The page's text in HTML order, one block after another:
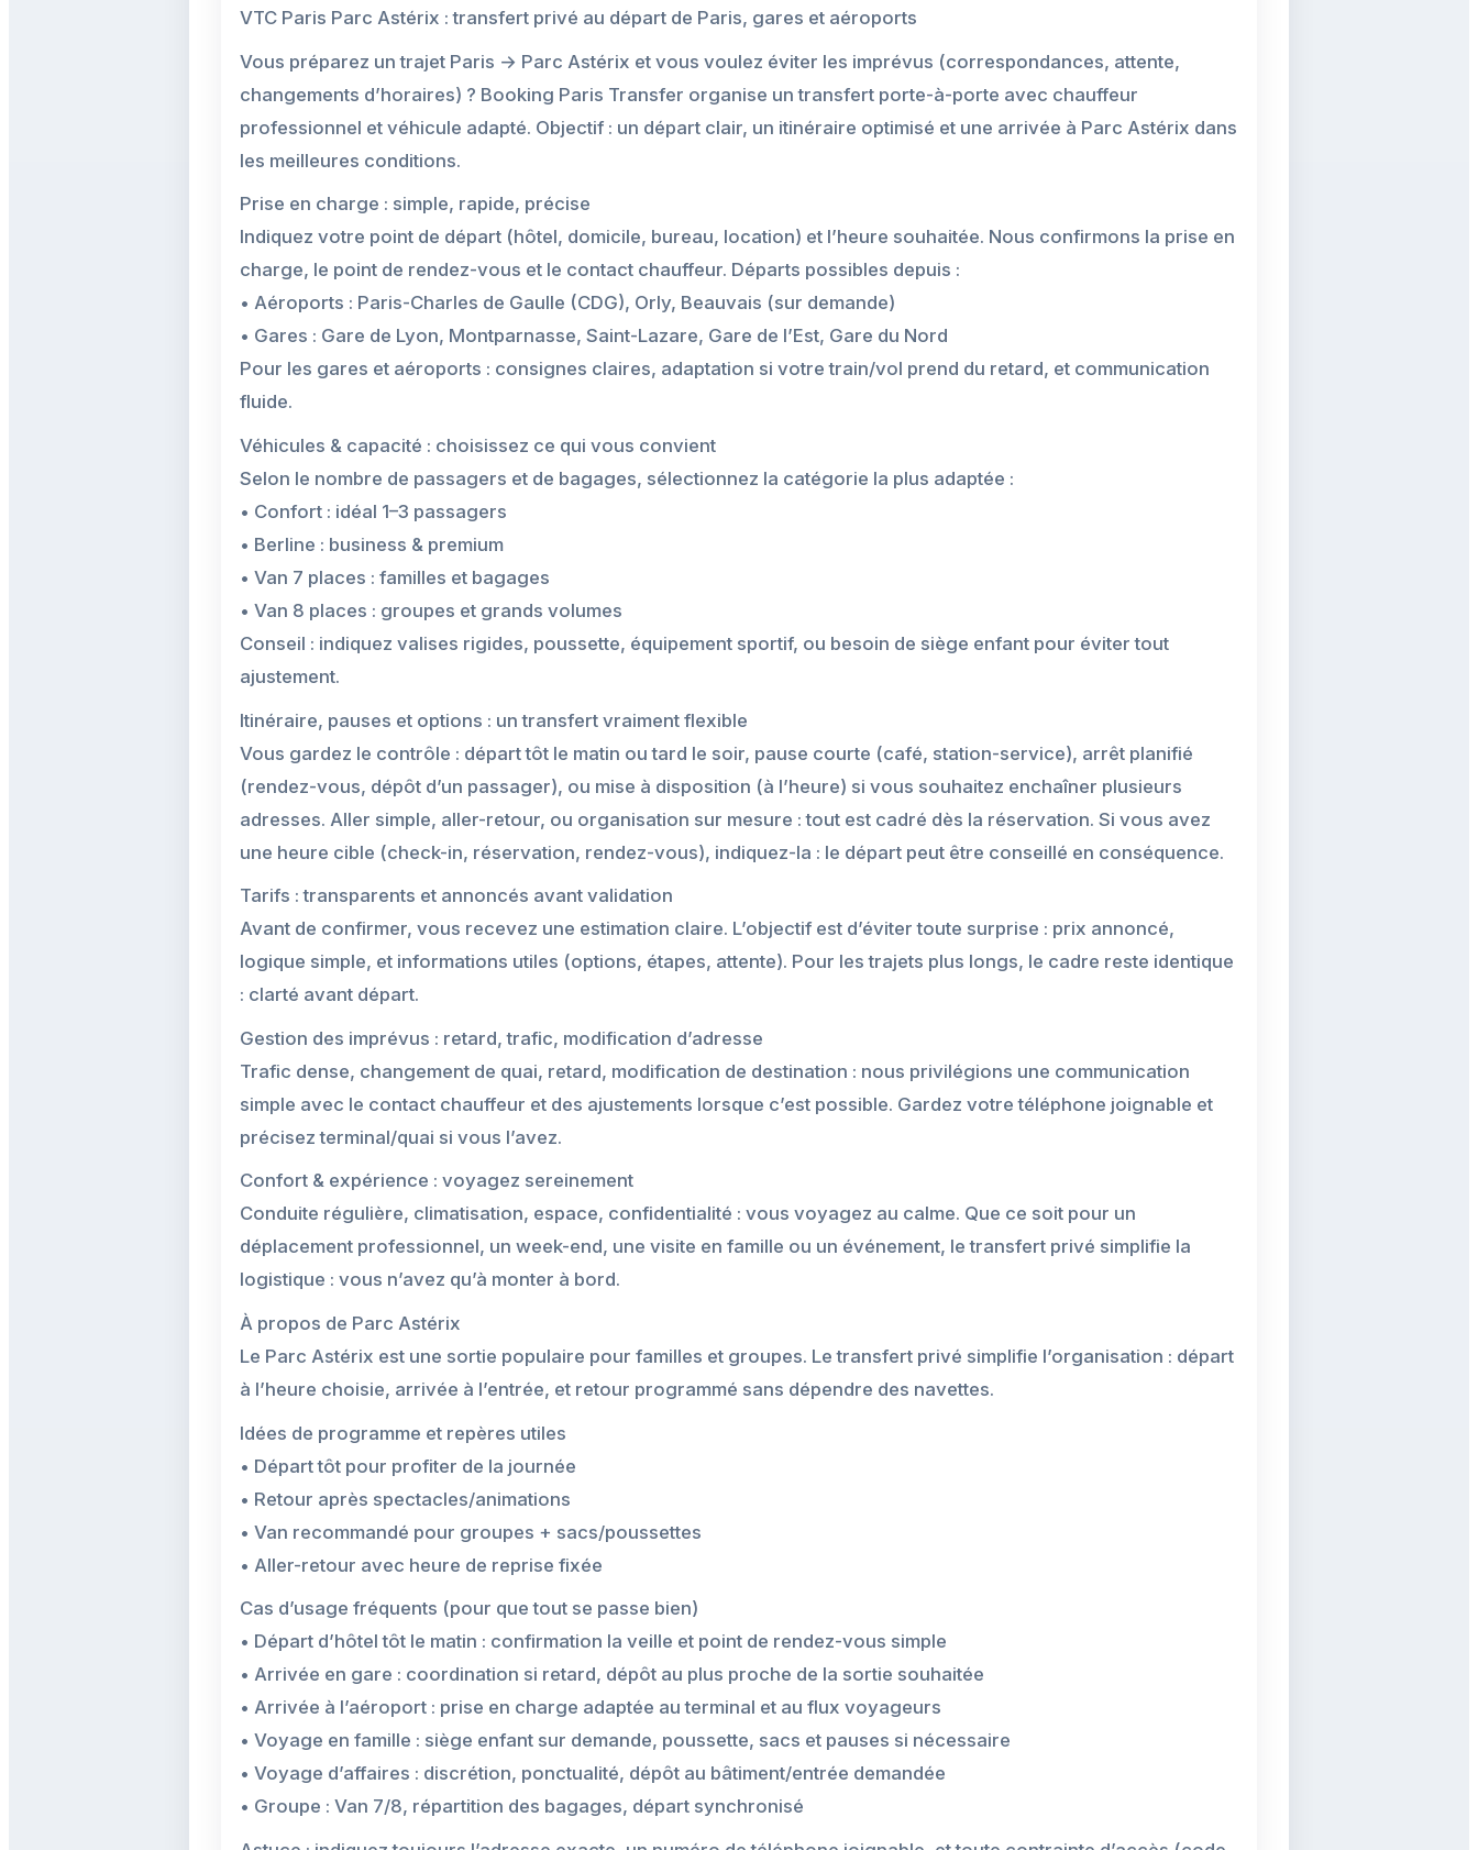
VTC Paris Parc Astérix : transfert privé au départ de Paris, gares et aéroports
Vous préparez un trajet Paris → Parc Astérix et vous voulez éviter les imprévus (correspondances, attente,
changements d’horaires) ? Booking Paris Transfer organise un transfert porte-à-porte avec chauffeur
professionnel et véhicule adapté. Objectif : un départ clair, un itinéraire optimisé et une arrivée à Parc Astérix dans
les meilleures conditions.
Prise en charge : simple, rapide, précise
Indiquez votre point de départ (hôtel, domicile, bureau, location) et l’heure souhaitée. Nous confirmons la prise en
charge, le point de rendez-vous et le contact chauffeur. Départs possibles depuis :
• Aéroports : Paris-Charles de Gaulle (CDG), Orly, Beauvais (sur demande)
• Gares : Gare de Lyon, Montparnasse, Saint-Lazare, Gare de l’Est, Gare du Nord
Pour les gares et aéroports : consignes claires, adaptation si votre train/vol prend du retard, et communication
fluide.
Véhicules & capacité : choisissez ce qui vous convient
Selon le nombre de passagers et de bagages, sélectionnez la catégorie la plus adaptée :
• Confort : idéal 1–3 passagers
• Berline : business & premium
• Van 7 places : familles et bagages
• Van 8 places : groupes et grands volumes
Conseil : indiquez valises rigides, poussette, équipement sportif, ou besoin de siège enfant pour éviter tout
ajustement.
Itinéraire, pauses et options : un transfert vraiment flexible
Vous gardez le contrôle : départ tôt le matin ou tard le soir, pause courte (café, station-service), arrêt planifié
(rendez-vous, dépôt d’un passager), ou mise à disposition (à l’heure) si vous souhaitez enchaîner plusieurs
adresses. Aller simple, aller-retour, ou organisation sur mesure : tout est cadré dès la réservation. Si vous avez
une heure cible (check-in, réservation, rendez-vous), indiquez-la : le départ peut être conseillé en conséquence.
Tarifs : transparents et annoncés avant validation
Avant de confirmer, vous recevez une estimation claire. L’objectif est d’éviter toute surprise : prix annoncé,
logique simple, et informations utiles (options, étapes, attente). Pour les trajets plus longs, le cadre reste identique
: clarté avant départ.
Gestion des imprévus : retard, trafic, modification d’adresse
Trafic dense, changement de quai, retard, modification de destination : nous privilégions une communication
simple avec le contact chauffeur et des ajustements lorsque c’est possible. Gardez votre téléphone joignable et
précisez terminal/quai si vous l’avez.
Confort & expérience : voyagez sereinement
Conduite régulière, climatisation, espace, confidentialité : vous voyagez au calme. Que ce soit pour un
déplacement professionnel, un week-end, une visite en famille ou un événement, le transfert privé simplifie la
logistique : vous n’avez qu’à monter à bord.
À propos de Parc Astérix
Le Parc Astérix est une sortie populaire pour familles et groupes. Le transfert privé simplifie l’organisation : départ
à l’heure choisie, arrivée à l’entrée, et retour programmé sans dépendre des navettes.
Idées de programme et repères utiles
• Départ tôt pour profiter de la journée
• Retour après spectacles/animations
• Van recommandé pour groupes + sacs/poussettes
• Aller-retour avec heure de reprise fixée
Cas d’usage fréquents (pour que tout se passe bien)
• Départ d’hôtel tôt le matin : confirmation la veille et point de rendez-vous simple
• Arrivée en gare : coordination si retard, dépôt au plus proche de la sortie souhaitée
• Arrivée à l’aéroport : prise en charge adaptée au terminal et au flux voyageurs
• Voyage en famille : siège enfant sur demande, poussette, sacs et pauses si nécessaire
• Voyage d’affaires : discrétion, ponctualité, dépôt au bâtiment/entrée demandée
• Groupe : Van 7/8, répartition des bagages, départ synchronisé